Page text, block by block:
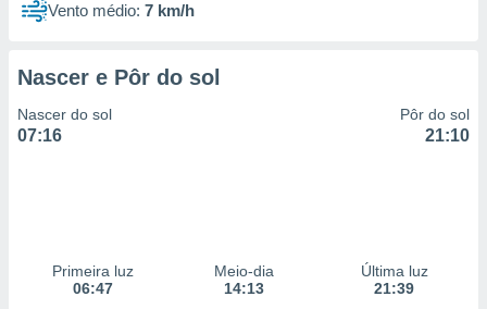
Vento médio: 7 km/h
Nascer e Pôr do sol
Nascer do sol
07:16
Pôr do sol
21:10
Primeira luz
06:47
Meio-dia
14:13
Última luz
21:39